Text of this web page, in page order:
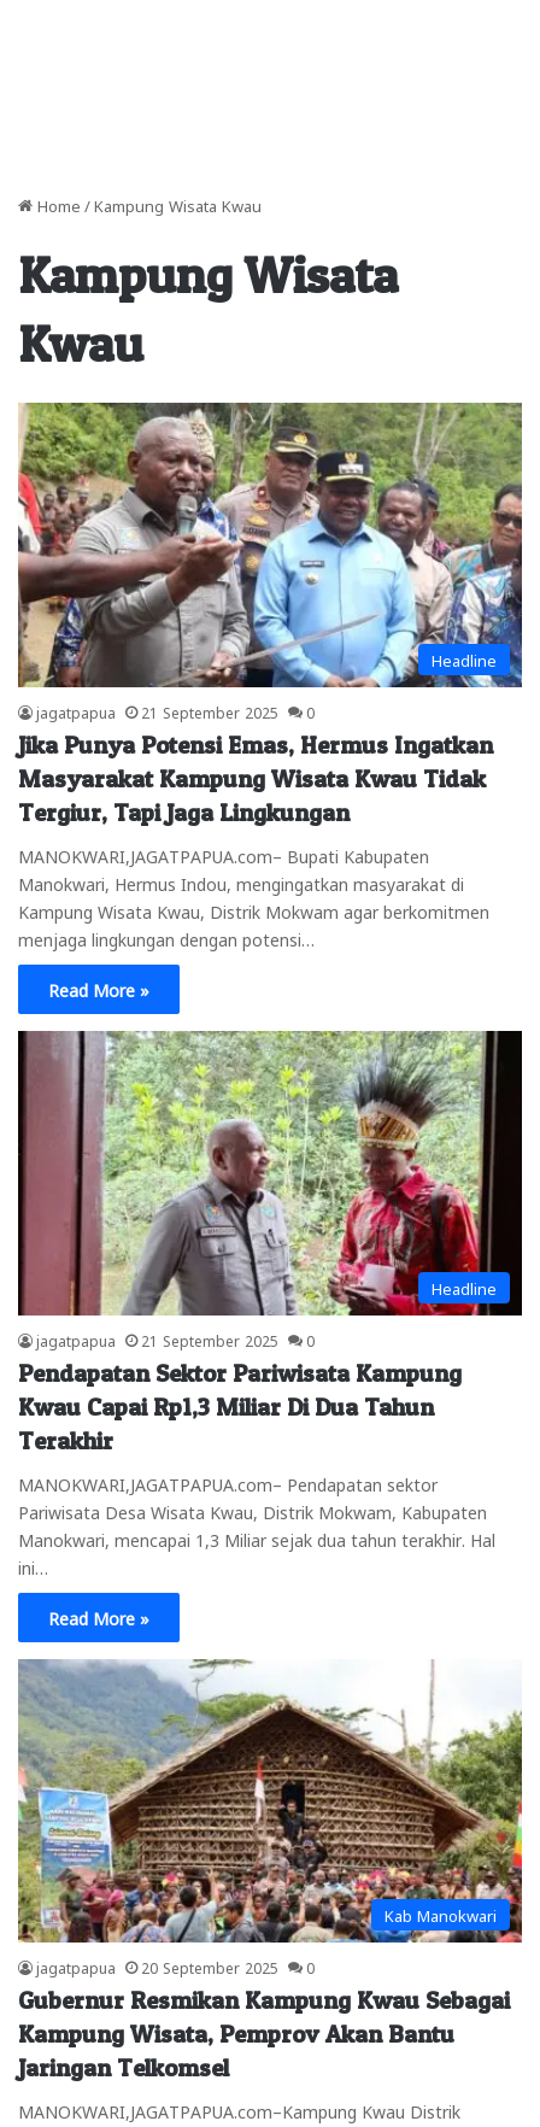
Home / Kampung Wisata Kwau
Kampung Wisata
Kwau
Headline
jagatpapua 21 September 2025 0
Jika Punya Potensi Emas, Hermus Ingatkan
Masyarakat Kampung Wisata Kwau Tidak
Tergiur, Tapi Jaga Lingkungan
MANOKWARI,JAGATPAPUA.com– Bupati Kabupaten
Manokwari, Hermus Indou, mengingatkan masyarakat di
Kampung Wisata Kwau, Distrik Mokwam agar berkomitmen
menjaga lingkungan dengan potensi…
Read More »
Headline
jagatpapua 21 September 2025 0
Pendapatan Sektor Pariwisata Kampung
Kwau Capai Rp1,3 Miliar Di Dua Tahun
Terakhir
MANOKWARI,JAGATPAPUA.com– Pendapatan sektor
Pariwisata Desa Wisata Kwau, Distrik Mokwam, Kabupaten
Manokwari, mencapai 1,3 Miliar sejak dua tahun terakhir. Hal
ini…
Read More »
Kab Manokwari
jagatpapua 20 September 2025 0
Gubernur Resmikan Kampung Kwau Sebagai
Kampung Wisata, Pemprov Akan Bantu
Jaringan Telkomsel
MANOKWARI,JAGATPAPUA.com–Kampung Kwau Distrik